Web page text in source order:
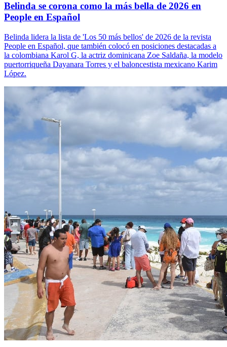
Belinda se corona como la más bella de 2026 en
People en Español
Belinda lidera la lista de 'Los 50 más bellos' de 2026 de la revista
People en Español, que también colocó en posiciones destacadas a
la colombiana Karol G, la actriz dominicana Zoe Saldaña, la modelo
puertorriqueña Dayanara Torres y el baloncestista mexicano Karim
López.